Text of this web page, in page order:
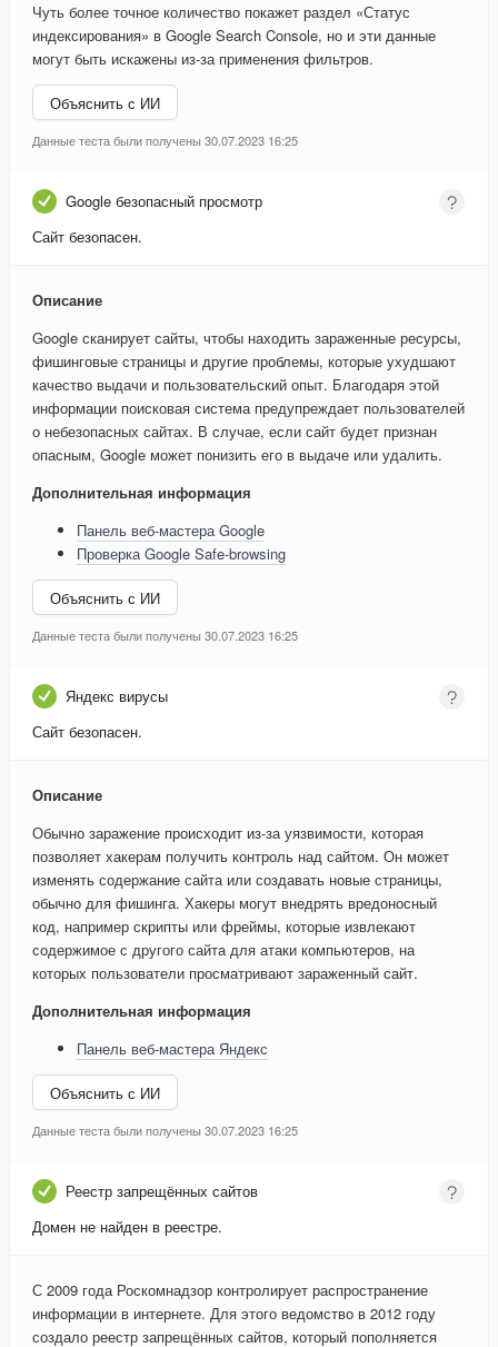
Чуть более точное количество покажет раздел «Статус
индексирования» в Google Search Console, но и эти данные
могут быть искажены из-за применения фильтров.
Объяснить с ИИ
Данные теста были получены 30.07.2023 16:25
Google безопасный просмотр
Сайт безопасен.
Описание
Google сканирует сайты, чтобы находить зараженные ресурсы,
фишинговые страницы и другие проблемы, которые ухудшают
качество выдачи и пользовательский опыт. Благодаря этой
информации поисковая система предупреждает пользователей
о небезопасных сайтах. В случае, если сайт будет признан
опасным, Google может понизить его в выдаче или удалить.
Дополнительная информация
Панель веб-мастера Google
Проверка Google Safe-browsing
Объяснить с ИИ
Данные теста были получены 30.07.2023 16:25
Яндекс вирусы
Сайт безопасен.
Описание
Обычно заражение происходит из-за уязвимости, которая
позволяет хакерам получить контроль над сайтом. Он может
изменять содержание сайта или создавать новые страницы,
обычно для фишинга. Хакеры могут внедрять вредоносный
код, например скрипты или фреймы, которые извлекают
содержимое с другого сайта для атаки компьютеров, на
которых пользователи просматривают зараженный сайт.
Дополнительная информация
Панель веб-мастера Яндекс
Объяснить с ИИ
Данные теста были получены 30.07.2023 16:25
Реестр запрещённых сайтов
Домен не найден в реестре.
С 2009 года Роскомнадзор контролирует распространение
информации в интернете. Для этого ведомство в 2012 году
создало реестр запрещённых сайтов, который пополняется